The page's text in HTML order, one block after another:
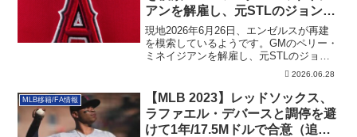
アンを解雇し、元STLのジョン・
モゼリアックを暫定GMに起用
現地2026年6月26日、エンゼルスが再建
を模索しているようです。GMのペリー・
ミネイジアンを解雇し、元STLのジョ
ン・モゼリアックを暫定GMに起用しまし
2026.06.28
MLB移籍/FA情報
【MLB 2023】レッドソックス、
ラファエル・デバースと調停を避
けて1年/17.5Mドルで合意（追記